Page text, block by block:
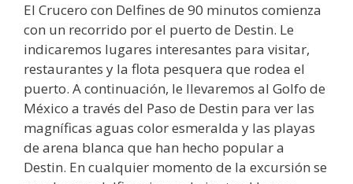
El Crucero con Delfines de 90 minutos comienza
con un recorrido por el puerto de Destin. Le
indicaremos lugares interesantes para visitar,
restaurantes y la flota pesquera que rodea el
puerto. A continuación, le llevaremos al Golfo de
México a través del Paso de Destin para ver las
magníficas aguas color esmeralda y las playas
de arena blanca que han hecho popular a
Destin. En cualquier momento de la excursión se